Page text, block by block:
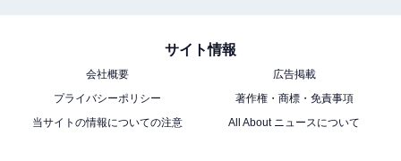
「プライム会員」なら便利でお得な特典が全部使
い放題！
サイト情報
会社概要
広告掲載
プライバシーポリシー
著作権・商標・免責事項
当サイトの情報についての注意
All About ニュースについて